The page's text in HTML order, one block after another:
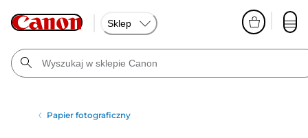
Sklep
Papier fotograficzny